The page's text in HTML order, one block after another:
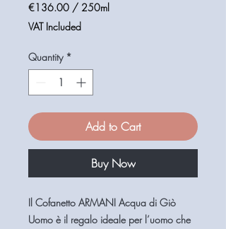
€136.00 / 250ml
€136.00
per
Milliliters
VAT Included
Quantity *
Add to Cart
Buy Now
Il Cofanetto ARMANI Acqua di Giò
Uomo è il regalo ideale per l’uomo che